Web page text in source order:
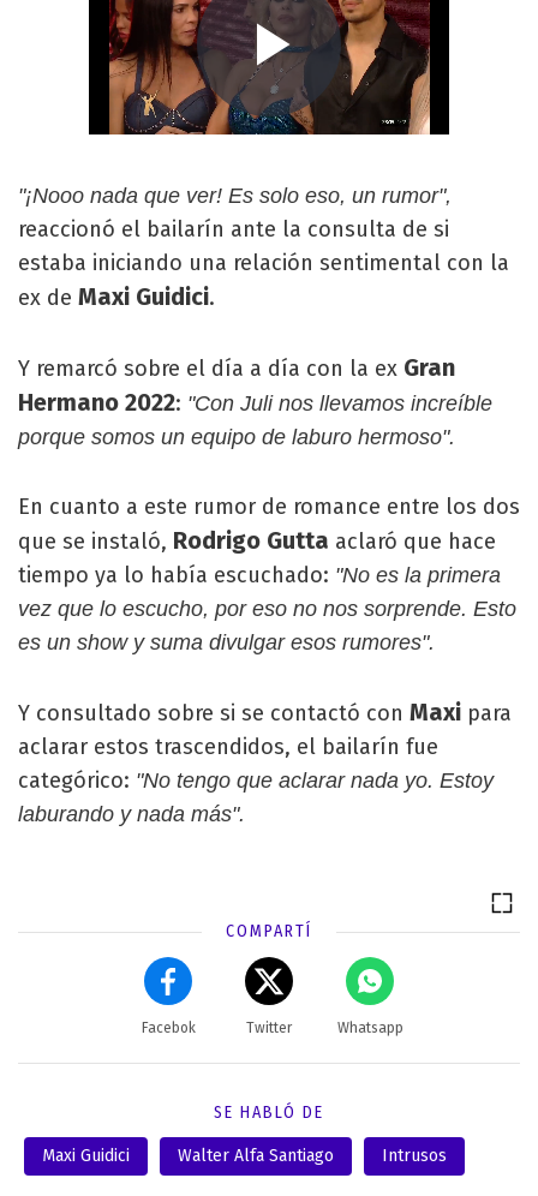
"¡Nooo nada que ver! Es solo eso, un rumor",
reaccionó el bailarín ante la consulta de si
estaba iniciando una relación sentimental con la
ex de Maxi Guidici.
Y remarcó sobre el día a día con la ex Gran
Hermano 2022: "Con Juli nos llevamos increíble
porque somos un equipo de laburo hermoso".
En cuanto a este rumor de romance entre los dos
que se instaló, Rodrigo Gutta aclaró que hace
tiempo ya lo había escuchado: "No es la primera
vez que lo escucho, por eso no nos sorprende. Esto
es un show y suma divulgar esos rumores".
Y consultado sobre si se contactó con Maxi para
aclarar estos trascendidos, el bailarín fue
categórico: "No tengo que aclarar nada yo. Estoy
laburando y nada más".
COMPARTÍ
Facebok Twitter Whatsapp
SE HABLÓ DE
Maxi Guidici Walter Alfa Santiago Intrusos